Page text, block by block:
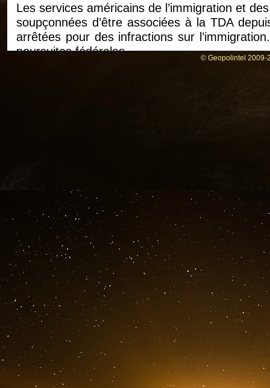
Les services américains de l’immigration et
soupçonnées d’être associées à la TDA
arrêtées pour des infractions sur
poursuites fédérales.
pas les archives des criminels avec les
agents frontaliers d’identifier qui, parmi
pourrait être membre de la TDA.
Les experts en application de la loi estiment
renseignements sur la présence du gang
fournies par le gouvernement vénézuélien.
« Ce chiffre est presque inquiétant par sa
directeur adjoint du FBI chargé du contre-
devrait être plus élevé.
M. Figliuzzi estime toutefois que la TDA
sophistication des grands gangs qui existent
« La plupart des experts en matière de
de signes de sophistication et d’organisation
© Geopolintel 2009-